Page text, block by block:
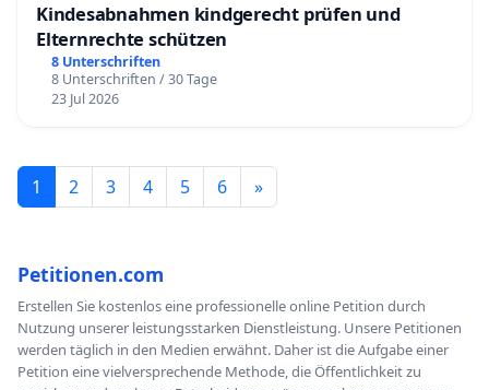
Kindesabnahmen kindgerecht prüfen und
Elternrechte schützen
8 Unterschriften
8 Unterschriften / 30 Tage
23 Jul 2026
1 2 3 4 5 6 »
Petitionen.com
Erstellen Sie kostenlos eine professionelle online Petition durch
Nutzung unserer leistungsstarken Dienstleistung. Unsere Petitionen
werden täglich in den Medien erwähnt. Daher ist die Aufgabe einer
Petition eine vielversprechende Methode, die Öffentlichkeit zu